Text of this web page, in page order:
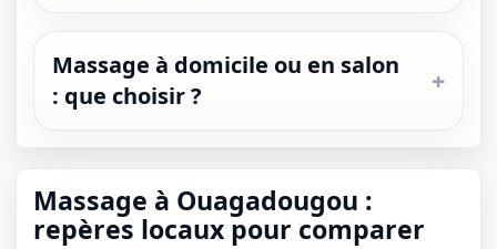
Massage à domicile ou en salon
: que choisir ?
Massage à Ouagadougou :
repères locaux pour comparer